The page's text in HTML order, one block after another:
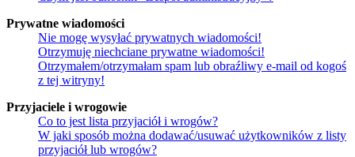
Prywatne wiadomości
Nie mogę wysyłać prywatnych wiadomości!
Otrzymuję niechciane prywatne wiadomości!
Otrzymałem/otrzymałam spam lub obraźliwy e-mail od kogoś
z tej witryny!
Przyjaciele i wrogowie
Co to jest lista przyjaciół i wrogów?
W jaki sposób można dodawać/usuwać użytkowników z listy
przyjaciół lub wrogów?